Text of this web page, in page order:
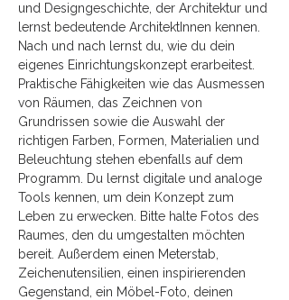
und Designgeschichte, der Architektur und
lernst bedeutende ArchitektInnen kennen.
Nach und nach lernst du, wie du dein
eigenes Einrichtungskonzept erarbeitest.
Praktische Fähigkeiten wie das Ausmessen
von Räumen, das Zeichnen von
Grundrissen sowie die Auswahl der
richtigen Farben, Formen, Materialien und
Beleuchtung stehen ebenfalls auf dem
Programm. Du lernst digitale und analoge
Tools kennen, um dein Konzept zum
Leben zu erwecken. Bitte halte Fotos des
Raumes, den du umgestalten möchten
bereit. Außerdem einen Meterstab,
Zeichenutensilien, einen inspirierenden
Gegenstand, ein Möbel-Foto, deinen